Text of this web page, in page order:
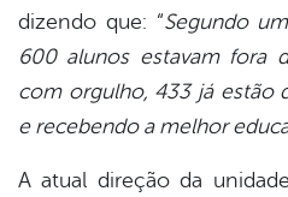
dizendo que: “Segundo
600 alunos estavam fora
com orgulho, 433 já estão
e recebendo a melhor
A atual direção da